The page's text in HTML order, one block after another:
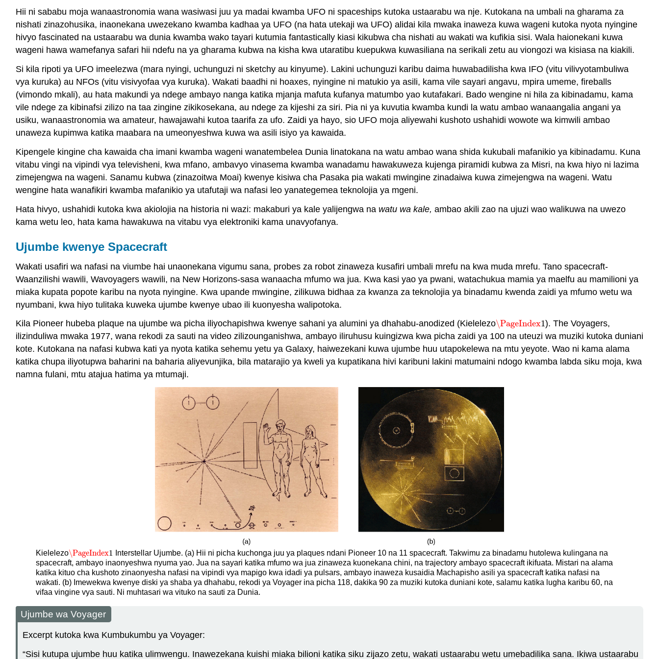
Hii ni sababu moja wanaastronomia wana wasiwasi juu ya madai kwamba UFO ni spaceships kutoka ustaarabu wa nje. Kutokana na umbali na gharama za
nishati zinazohusika, inaonekana uwezekano kwamba kadhaa ya UFO (na hata utekaji wa UFO) alidai kila mwaka inaweza kuwa wageni kutoka nyota nyingine
hivyo fascinated na ustaarabu wa dunia kwamba wako tayari kutumia fantastically kiasi kikubwa cha nishati au wakati wa kufikia sisi. Wala haionekani kuwa
wageni hawa wamefanya safari hii ndefu na ya gharama kubwa na kisha kwa utaratibu kuepukwa kuwasiliana na serikali zetu au viongozi wa kisiasa na kiakili.
Si kila ripoti ya UFO imeelezwa (mara nyingi, uchunguzi ni sketchy au kinyume). Lakini uchunguzi karibu daima huwabadilisha kwa IFO (vitu vilivyotambuliwa
vya kuruka) au NFOs (vitu visivyofaa vya kuruka). Wakati baadhi ni hoaxes, nyingine ni matukio ya asili, kama vile sayari angavu, mpira umeme, fireballs
(vimondo mkali), au hata makundi ya ndege ambayo nanga katika mjanja mafuta kufanya matumbo yao kutafakari. Bado wengine ni hila za kibinadamu, kama
vile ndege za kibinafsi zilizo na taa zingine zikikosekana, au ndege za kijeshi za siri. Pia ni ya kuvutia kwamba kundi la watu ambao wanaangalia angani ya
usiku, wanaastronomia wa amateur, hawajawahi kutoa taarifa za ufo. Zaidi ya hayo, sio UFO moja aliyewahi kushoto ushahidi wowote wa kimwili ambao
unaweza kupimwa katika maabara na umeonyeshwa kuwa wa asili isiyo ya kawaida.
Kipengele kingine cha kawaida cha imani kwamba wageni wanatembelea Dunia linatokana na watu ambao wana shida kukubali mafanikio ya kibinadamu. Kuna
vitabu vingi na vipindi vya televisheni, kwa mfano, ambavyo vinasema kwamba wanadamu hawakuweza kujenga piramidi kubwa za Misri, na kwa hiyo ni lazima
zimejengwa na wageni. Sanamu kubwa (zinazoitwa Moai) kwenye kisiwa cha Pasaka pia wakati mwingine zinadaiwa kuwa zimejengwa na wageni. Watu
wengine hata wanafikiri kwamba mafanikio ya utafutaji wa nafasi leo yanategemea teknolojia ya mgeni.
Hata hivyo, ushahidi kutoka kwa akiolojia na historia ni wazi: makaburi ya kale yalijengwa na watu wa kale, ambao akili zao na ujuzi wao walikuwa na uwezo
kama wetu leo, hata kama hawakuwa na vitabu vya elektroniki kama unavyofanya.
Ujumbe kwenye Spacecraft
Wakati usafiri wa nafasi na viumbe hai unaonekana vigumu sana, probes za robot zinaweza kusafiri umbali mrefu na kwa muda mrefu. Tano spacecraft-
Waanzilishi wawili, Wavoyagers wawili, na New Horizons-sasa wanaacha mfumo wa jua. Kwa kasi yao ya pwani, watachukua mamia ya maelfu au mamilioni ya
miaka kupata popote karibu na nyota nyingine. Kwa upande mwingine, zilikuwa bidhaa za kwanza za teknolojia ya binadamu kwenda zaidi ya mfumo wetu wa
nyumbani, kwa hiyo tulitaka kuweka ujumbe kwenye ubao ili kuonyesha walipotoka.
Kila Pioneer hubeba plaque na ujumbe wa picha iliyochapishwa kwenye sahani ya alumini ya dhahabu-anodized (Kielelezo\PageIndex1
\PageIndex1). The Voyagers,
ilizinduliwa mwaka 1977, wana rekodi za sauti na video zilizounganishwa, ambayo iliruhusu kuingizwa kwa picha zaidi ya 100 na uteuzi wa muziki kutoka duniani
kote. Kutokana na nafasi kubwa kati ya nyota katika sehemu yetu ya Galaxy, haiwezekani kuwa ujumbe huu utapokelewa na mtu yeyote. Wao ni kama alama
katika chupa iliyotupwa baharini na baharia aliyevunjika, bila matarajio ya kweli ya kupatikana hivi karibuni lakini matumaini ndogo kwamba labda siku moja, kwa
namna fulani, mtu atajua hatima ya mtumaji.
Kielelezo\PageIndex1
\PageIndex1
Interstellar Ujumbe. (a) Hii ni picha kuchonga juu ya plaques ndani Pioneer 10 na 11 spacecraft. Takwimu za binadamu hutolewa kulingana na
spacecraft, ambayo inaonyeshwa nyuma yao. Jua na sayari katika mfumo wa jua zinaweza kuonekana chini, na trajectory ambayo spacecraft ikifuata. Mistari na alama
katika kituo cha kushoto zinaonyesha nafasi na vipindi vya mapigo kwa idadi ya pulsars, ambayo inaweza kusaidia Machapisho asili ya spacecraft katika nafasi na
wakati. (b) Imewekwa kwenye diski ya shaba ya dhahabu, rekodi ya Voyager ina picha 118, dakika 90 za muziki kutoka duniani kote, salamu katika lugha karibu 60, na
vifaa vingine vya sauti. Ni muhtasari wa vituko na sauti za Dunia.
Ujumbe wa Voyager
Excerpt kutoka kwa Kumbukumbu ya Voyager:
“Sisi kutupa ujumbe huu katika ulimwengu. Inawezekana kuishi miaka bilioni katika siku zijazo zetu, wakati ustaarabu wetu umebadilika sana. Ikiwa ustaarabu